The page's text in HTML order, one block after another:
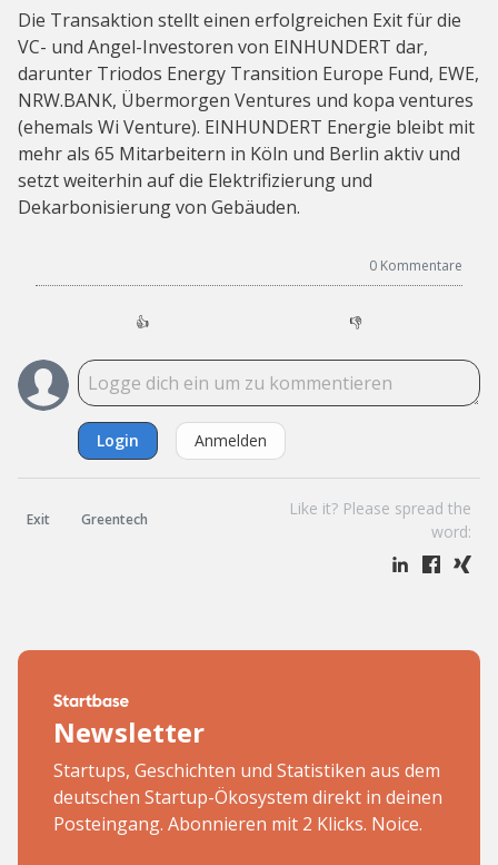
Die Transaktion stellt einen erfolgreichen Exit für die
VC- und Angel-Investoren von EINHUNDERT dar,
darunter Triodos Energy Transition Europe Fund, EWE,
NRW.BANK, Übermorgen Ventures und kopa ventures
(ehemals Wi Venture). EINHUNDERT Energie bleibt mit
mehr als 65 Mitarbeitern in Köln und Berlin aktiv und
setzt weiterhin auf die Elektrifizierung und
Dekarbonisierung von Gebäuden.
0 Kommentare
👍 👎
Login Anmelden
Exit Greentech
Like it? Please spread the
word:
Newsletter
Startups, Geschichten und Statistiken aus dem
deutschen Startup-Ökosystem direkt in deinen
Posteingang. Abonnieren mit 2 Klicks. Noice.